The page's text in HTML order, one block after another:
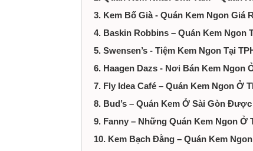
Thành
phố
Hồ
Minh
3. Kem Bố Già - Quán Kem Ngon Giá
4. Baskin Robbins – Quán Kem Ngon
5. Swensen’s - Tiệm Kem Ngon Tại
6. Haagen Dazs - Nơi Bán Kem Ngon
7. Fly Idea Café – Quán Kem Ngon Ở
8. Bud’s – Quán Kem Ở Sài Gòn
9. Fanny – Những Quán Kem Ngon Ở
10. Kem Bạch Đằng – Quán Kem